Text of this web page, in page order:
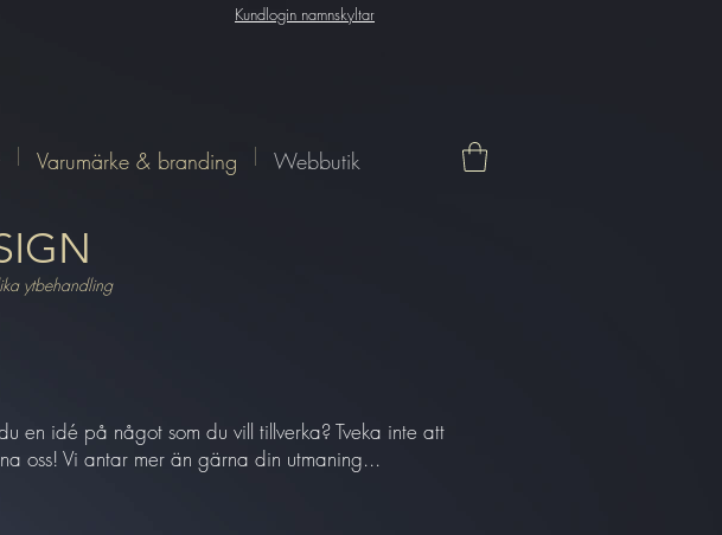
Kundlogin namnskyltar
Varumärke & branding Webbutik
ytbehandling
en idé på något som du vill tillverka? Tveka inte att
oss! Vi antar mer än gärna din utmaning...